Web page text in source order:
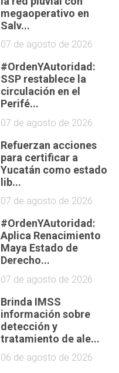
megaoperativo en
Salv...
07 de agosto de 2026
#OrdenYAutoridad:
SSP restablece la
circulación en el
Perifé...
07 de agosto de 2026
Refuerzan acciones
para certificar a
Yucatán como estado
lib...
07 de agosto de 2026
#OrdenYAutoridad:
Aplica Renacimiento
Maya Estado de
Derecho...
07 de agosto de 2026
Brinda IMSS
información sobre
detección y
tratamiento de ale...
06 de agosto de 2026